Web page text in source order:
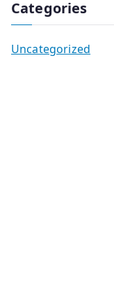
Categories
Uncategorized